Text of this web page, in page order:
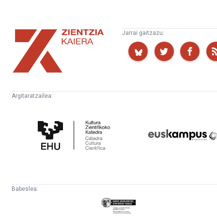
Zientzia
Kaiera
Jarrai gaitzazu:
Argitaratzailea:
Zientifikoko
Katedra
Babeslea:
Eusko
Jaurlaritza